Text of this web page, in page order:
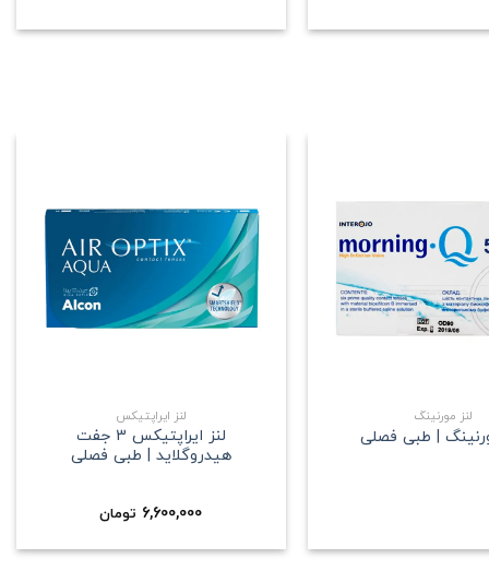
علاقه
مندی
لنز مورنینگ
| طبی فصلی
علاقه
لنز ایراپتیکس
لنز ایراپتیکس 3 جفت
هیدروگلاید | طبی فصلی
6,600,000 تومان